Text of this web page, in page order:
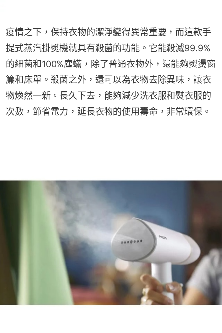
疫情之下，保持衣物的潔淨變得異常重要，而這款手
提式蒸汽掛熨機就具有殺菌的功能。它能殺滅99.9%
的細菌和100%塵蟎，除了普通衣物外，還能夠熨燙窗
簾和床單。殺菌之外，還可以為衣物去除異味，讓衣
物煥然一新。長久下去，能夠減少洗衣服和熨衣服的
次數，節省電力，延長衣物的使用壽命，非常環保。